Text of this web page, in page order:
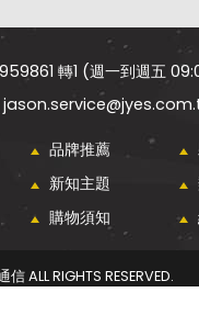
轉1 (週一到週五
品牌推薦
新知主題
購物須知
信 ALL RIGHTS RESERVED.